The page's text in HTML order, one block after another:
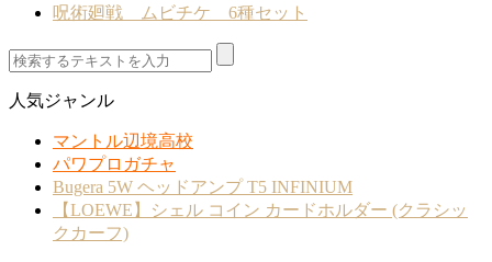
呪術廻戦 ムビチケ 6種セット
人気ジャンル
マントル辺境高校
パワプロガチャ
Bugera 5W ヘッドアンプ T5 INFINIUM
【LOEWE】シェル コイン カードホルダー (クラシッ
クカーフ)